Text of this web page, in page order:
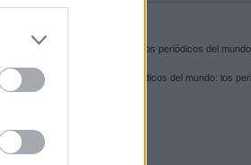
es la puerta de entrada a los periódicos del mundo.
por las portadas de los periódicos del mundo: los
otro extremo del mundo.